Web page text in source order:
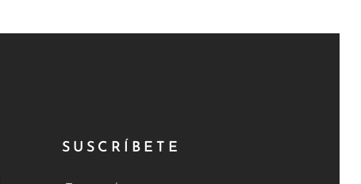
SUSCRÍBETE